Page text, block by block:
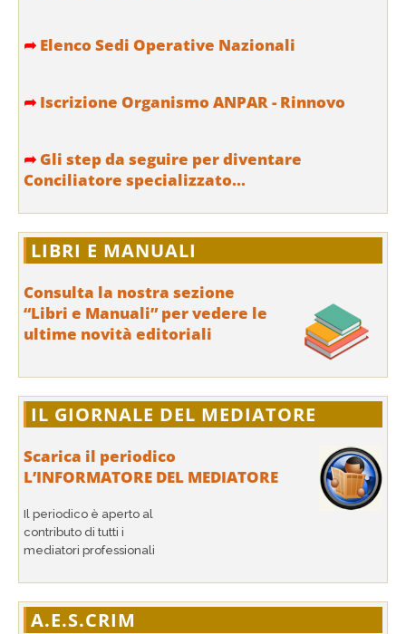
➦ Elenco Sedi Operative Nazionali
➦ Iscrizione Organismo ANPAR - Rinnovo
➦ Gli step da seguire per diventare
Conciliatore specializzato...
LIBRI E MANUALI
Consulta la nostra sezione
“Libri e Manuali” per vedere le
ultime novità editoriali
IL GIORNALE DEL MEDIATORE
Scarica il periodico
L’INFORMATORE DEL MEDIATORE
Il periodico è aperto al
contributo di tutti i
mediatori professionali
A.E.S.CRIM